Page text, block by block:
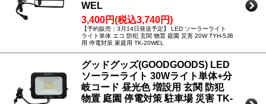
WEL
3,400円(税込3,740円)
【予約販売：3月14日発送予定】 LED ソーラーライト
ライト単体 エコ 防犯 玄関 物置 庭園 災害 20W TYH-5JB
用 停電対策 家庭用 TK-20WEL
グッドグッズ(GOODGOODS) LED
ソーラーライト 30Wライト単体+分
岐コード 昼光色 増設用 玄関 防犯
物置 庭園 停電対策 駐車場 災害 TK-